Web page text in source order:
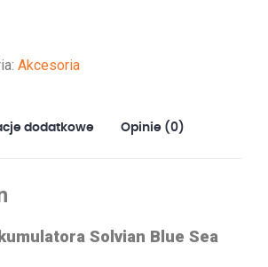
Akcesoria
dodatkowe Opinie (0)
Solvian Blue Sea